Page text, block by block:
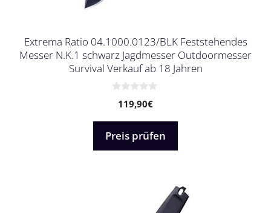
Extrema Ratio 04.1000.0123/BLK Feststehendes
Messer N.K.1 schwarz Jagdmesser Outdoormesser
Survival Verkauf ab 18 Jahren
n
5
119,90€
Preis prüfen